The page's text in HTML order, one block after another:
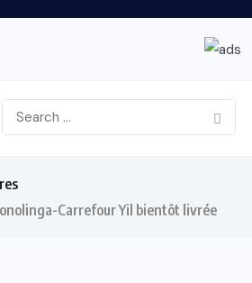
Carrefour Yil bientôt livrée